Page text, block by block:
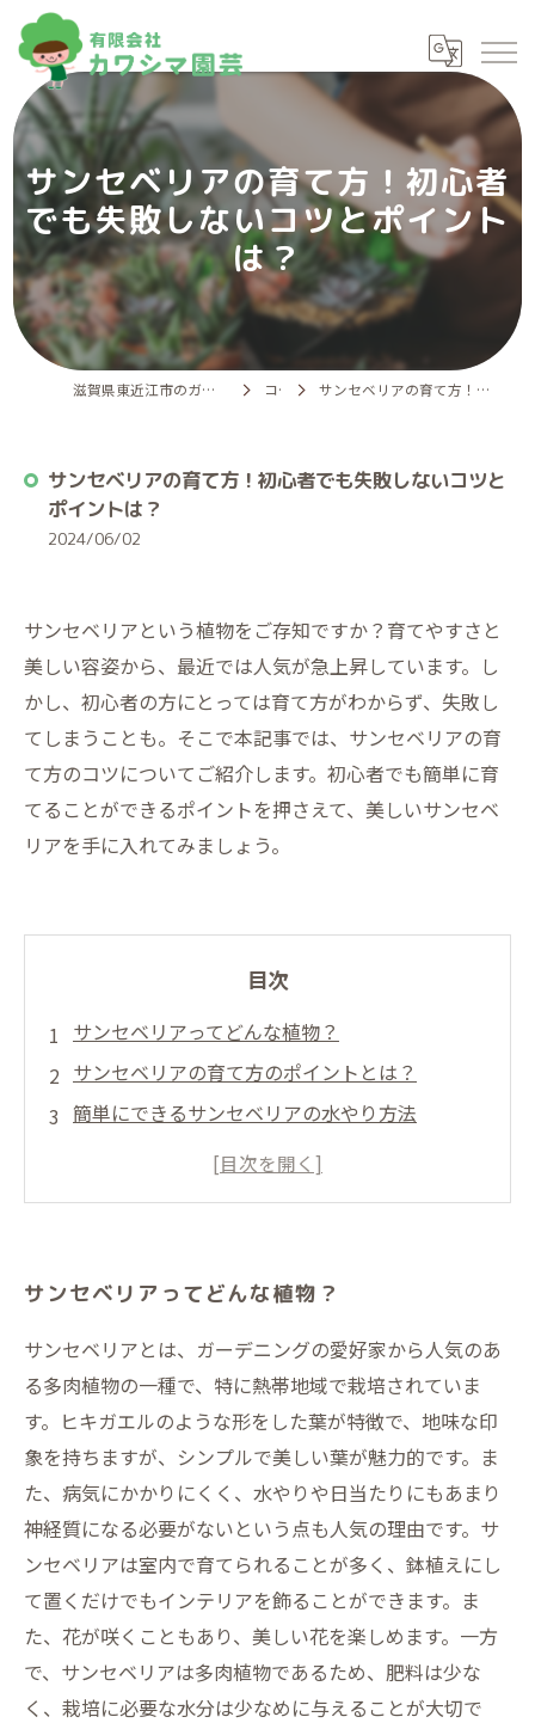
サンセベリアの育て方！初心者
でも失敗しないコツとポイント
は？
滋賀県東近江市のガーデニングなら有限会社カワシマ園芸 コラム サンセベリアの育て方！初心者でも失敗しないコツとポイントは？
サンセベリアの育て方！初心者でも失敗しないコツと
ポイントは？
2024/06/02
サンセベリアという植物をご存知ですか？育てやすさと
美しい容姿から、最近では人気が急上昇しています。し
かし、初心者の方にとっては育て方がわからず、失敗し
てしまうことも。そこで本記事では、サンセベリアの育
て方のコツについてご紹介します。初心者でも簡単に育
てることができるポイントを押さえて、美しいサンセベ
リアを手に入れてみましょう。
目次
サンセベリアってどんな植物？
サンセベリアの育て方のポイントとは？
簡単にできるサンセベリアの水やり方法
サンセベリアが伸びすぎたら？剪定方法や時期
サンセベリアってどんな植物？
サンセベリアとは、ガーデニングの愛好家から人気のあ
る多肉植物の一種で、特に熱帯地域で栽培されていま
す。ヒキガエルのような形をした葉が特徴で、地味な印
象を持ちますが、シンプルで美しい葉が魅力的です。ま
た、病気にかかりにくく、水やりや日当たりにもあまり
神経質になる必要がないという点も人気の理由です。サ
ンセベリアは室内で育てられることが多く、鉢植えにし
て置くだけでもインテリアを飾ることができます。ま
た、花が咲くこともあり、美しい花を楽しめます。一方
で、サンセベリアは多肉植物であるため、肥料は少な
く、栽培に必要な水分は少なめに与えることが大切で